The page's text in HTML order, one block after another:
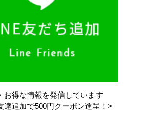
お得な情報を発信しています
達追加で500円クーポン進呈！>